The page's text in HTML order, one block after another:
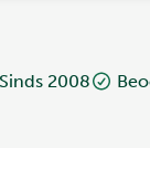
Sinds 2008